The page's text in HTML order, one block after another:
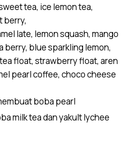
tea, ice lemon tea,
berry,
late, lemon squash, mango
berry, blue sparkling lemon,
float, strawberry float, aren
pearl coffee, choco cheese
boba pearl
milk tea dan yakult lychee